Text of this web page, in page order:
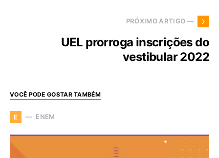
PRÓXIMO ARTIGO —
UEL prorroga inscrições do
vestibular 2022
VOCÊ PODE GOSTAR TAMBÉM
E ENEM